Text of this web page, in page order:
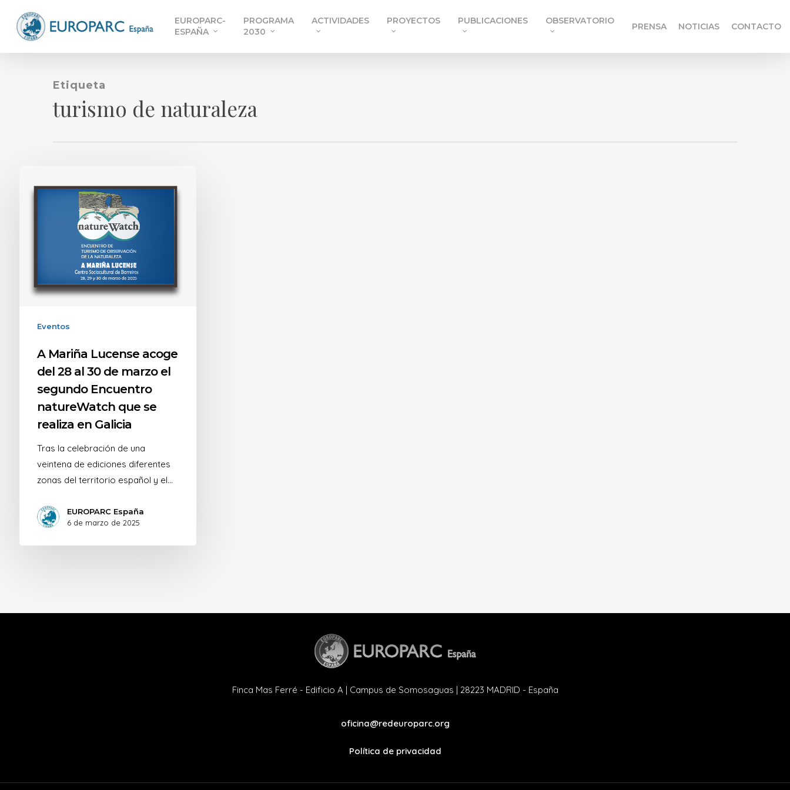
content
EUROPARC-
ESPAÑA
PROGRAMA
2030
ACTIVIDADES PROYECTOS PUBLICACIONES OBSERVATORIO
PRENSA NOTICIAS CONTACTO
Etiqueta
turismo de naturaleza
Eventos
A Mariña Lucense acoge
del 28 al 30 de marzo el
segundo Encuentro
natureWatch que se
realiza en Galicia
Tras la celebración de una
veintena de ediciones diferentes
zonas del territorio español y el…
EUROPARC España
6 de marzo de 2025
Finca Mas Ferré - Edificio A | Campus de Somosaguas | 28223 MADRID - España
oficina@redeuroparc.org
Política de privacidad